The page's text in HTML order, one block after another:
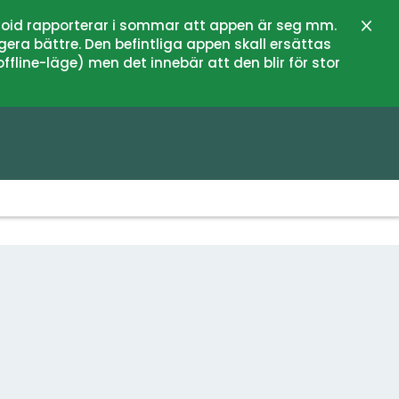
rapporterar i sommar att appen är seg mm.
bättre. Den befintliga appen skall ersättas
läge) men det innebär att den blir för stor